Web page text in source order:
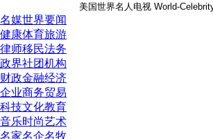
美国世界名人电视 World-
名媒世界要闻
健康体育旅游
律师移民法务
政界社团机构
财政金融经济
企业商务贸易
科技文化教育
音乐时尚艺术
名家名企名牧
تبث الأخبار يوم الاثنين باللغة العربي